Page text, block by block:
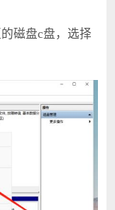
磁盘c盘，选择